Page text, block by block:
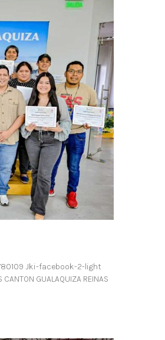
Jki-facebook-2-light
GUALAQUIZA REINAS